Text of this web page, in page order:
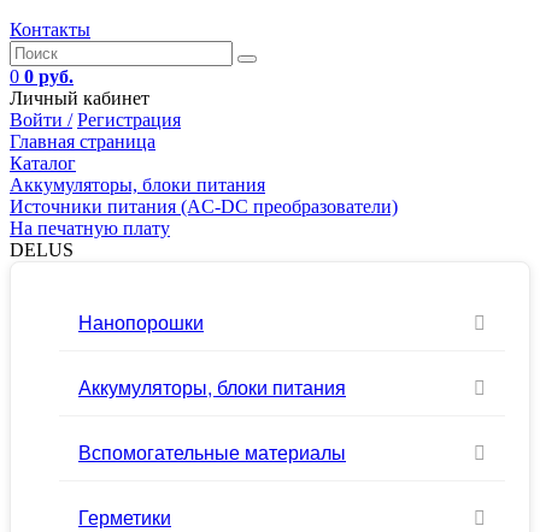
Контакты
0 0 руб.
Личный кабинет
Войти / Регистрация
Главная страница
Каталог
Аккумуляторы, блоки питания
Источники питания (AC-DC преобразователи)
На печатную плату
DELUS
Нанопорошки
Аккумуляторы, блоки питания
Вспомогательные материалы
Герметики